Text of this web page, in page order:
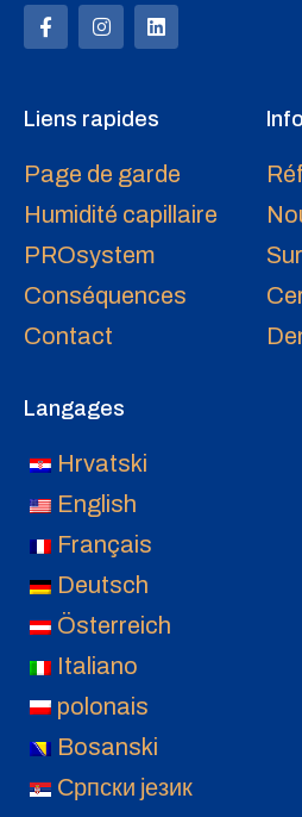
Liens rapides
Page de garde
Humidité capillaire
PROsystem
Conséquences
Contact
Langages
Hrvatski
English
Français
Deutsch
Österreich
Italiano
polonais
Bosanski
Српски језик